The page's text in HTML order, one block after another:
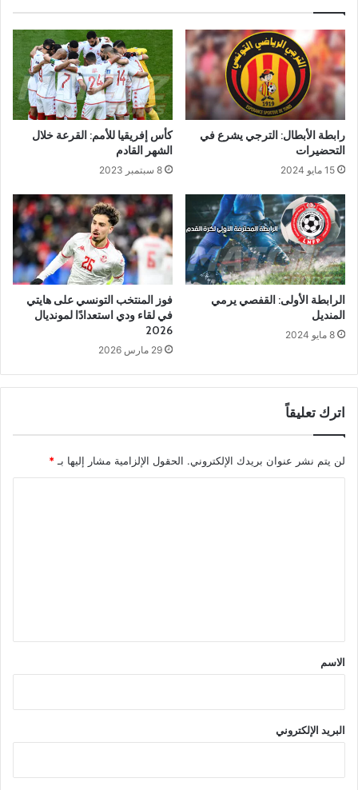
رابطة الأبطال: الترجي يشرع في
التحضيرات
15 مايو 2024
كأس إفريقيا للأمم: القرعة خلال
الشهر القادم
8 سبتمبر 2023
الرابطة الأولى: القفصي يرمي
المنديل
8 مايو 2024
فوز المنتخب التونسي على هايتي
في لقاء ودي استعدادًا لمونديال
2026
29 مارس 2026
اترك تعليقاً
لن يتم نشر عنوان بريدك الإلكتروني. الحقول الإلزامية مشار إليها بـ *
*
الاسم
البريد الإلكتروني